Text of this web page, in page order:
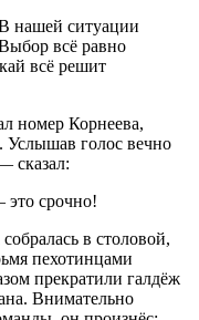
нашей ситуации
всё равно
всё решит
номер Корнеева,
Услышав голос вечно
сказал:
срочно!
в столовой,
пехотинцами
прекратили галдёж
Внимательно